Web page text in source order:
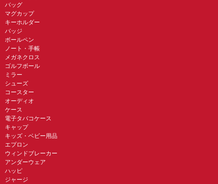
バッグ
マグカップ
キーホルダー
バッジ
ボールペン
ノート・手帳
メガネクロス
ゴルフボール
ミラー
シューズ
コースター
オーディオ
ケース
電子タバコケース
キャップ
キッズ・ベビー用品
エプロン
ウィンドブレーカー
アンダーウェア
ハッピ
ジャージ